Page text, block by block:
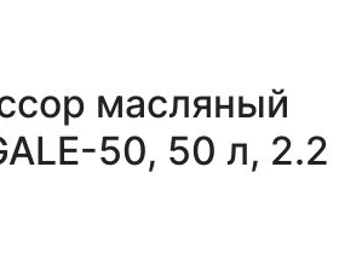
масляный
50, 50 л, 2.2